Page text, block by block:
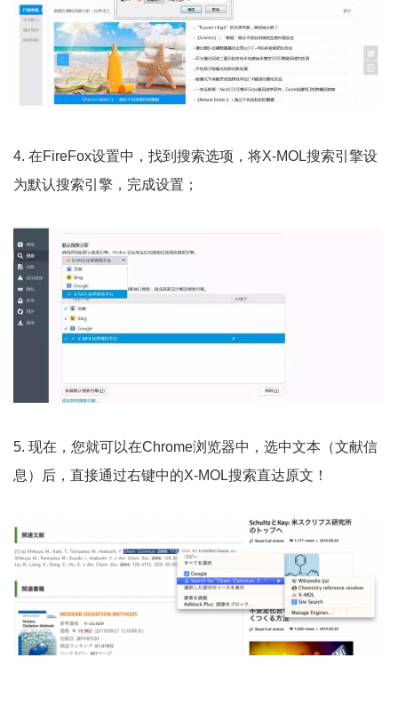
4. 在FireFox设置中，找到搜索选项，将X-MOL搜索引擎设
为默认搜索引擎，完成设置；
5. 现在，您就可以在Chrome浏览器中，选中文本（文献信
息）后，直接通过右键中的X-MOL搜索直达原文！